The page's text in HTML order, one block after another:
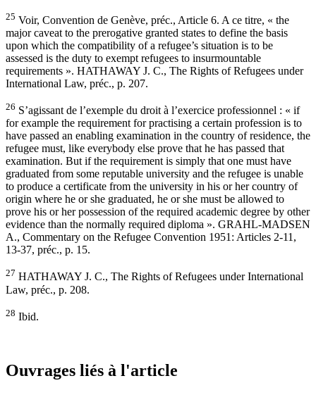
25 Voir, Convention de Genève, préc., Article 6. A ce titre, « the
major caveat to the prerogative granted states to define the basis
upon which the compatibility of a refugee’s situation is to be
assessed is the duty to exempt refugees to insurmountable
requirements ». HATHAWAY J. C., The Rights of Refugees under
International Law, préc., p. 207.
26 S’agissant de l’exemple du droit à l’exercice professionnel : « if
for example the requirement for practising a certain profession is to
have passed an enabling examination in the country of residence, the
refugee must, like everybody else prove that he has passed that
examination. But if the requirement is simply that one must have
graduated from some reputable university and the refugee is unable
to produce a certificate from the university in his or her country of
origin where he or she graduated, he or she must be allowed to
prove his or her possession of the required academic degree by other
evidence than the normally required diploma ». GRAHL-MADSEN
A., Commentary on the Refugee Convention 1951: Articles 2-11,
13-37, préc., p. 15.
27 HATHAWAY J. C., The Rights of Refugees under International
Law, préc., p. 208.
28 Ibid.
Ouvrages liés à l'article